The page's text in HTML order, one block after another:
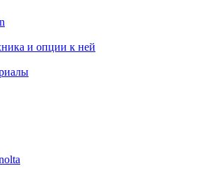
и опции к ней